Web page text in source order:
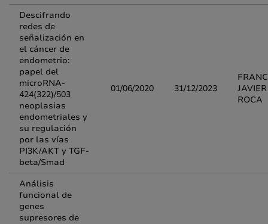
Descifrando
redes de
señalización en
el cáncer de
endometrio:
papel del
microRNA-
424(322)/503
neoplasias
endometriales y
su regulación
por las vías
PI3K/AKT y TGF-
beta/Smad
01/06/2020 31/12/2023
ROCA
Análisis
funcional de
genes
supresores de